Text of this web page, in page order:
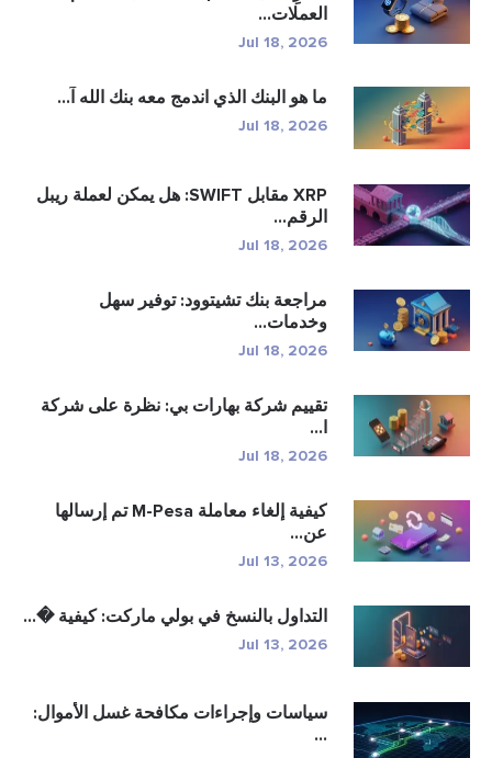
العملات...
Jul 18, 2026
ما هو البنك الذي اندمج معه بنك الله آ...
Jul 18, 2026
XRP مقابل SWIFT: هل يمكن لعملة ريبل
الرقم...
Jul 18, 2026
مراجعة بنك تشيتوود: توفير سهل
وخدمات...
Jul 18, 2026
تقييم شركة بهارات بي: نظرة على شركة
ا...
Jul 18, 2026
كيفية إلغاء معاملة M-Pesa تم إرسالها
عن...
Jul 13, 2026
التداول بالنسخ في بولي ماركت: كيفية �...
Jul 13, 2026
سياسات وإجراءات مكافحة غسل الأموال:
...